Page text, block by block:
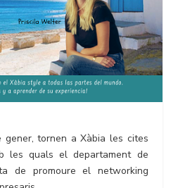
gener, tornen a Xàbia les cites
les quals el departament de
de promoure el networking